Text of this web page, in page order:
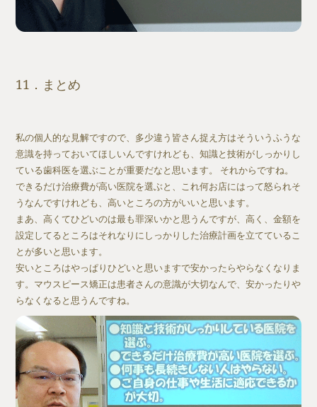
11．まとめ
私の個人的な見解ですので、多少違う皆さん捉え方はそういうふうな
意識を持っておいてほしいんですけれども、知識と技術がしっかりし
ている歯科医を選ぶことが重要だなと思います。 それからですね。
できるだけ治療費が高い医院を選ぶと、これ何お店にはって怒られそ
うなんですけれども、高いところの方がいいと思います。
まあ、高くてひどいのは最も罪深いかと思うんですが、高く、金額を
設定してるところはそれなりにしっかりした治療計画を立てているこ
とが多いと思います。
安いところはやっぱりひどいと思いますで安かったらやらなくなりま
す。マウスピース矯正は患者さんの意識が大切なんで、安かったりや
らなくなると思うんですね。